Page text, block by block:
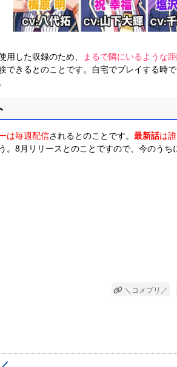
用した収録のため、 まるで隣にいるような
できるとのことです。自宅でプレイする時
は毎週配信されるとのことです。 最新話は
。8月リリースとのことですので、今のうち
＼コメプリ／